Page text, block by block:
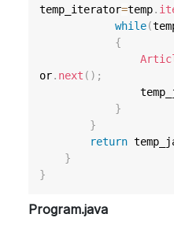
temp_iterator=temp.
while(
{
or. next ( ) ;
}
}
return
}
}
Program.java